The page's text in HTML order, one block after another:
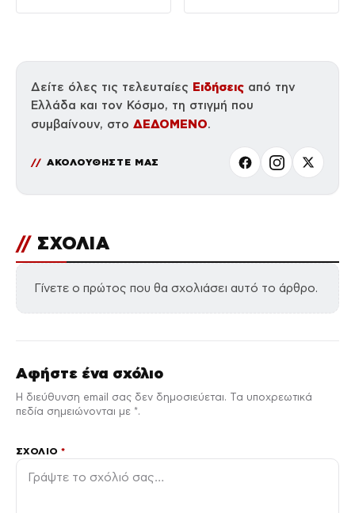
Δείτε όλες τις τελευταίες Ειδήσεις από την
Ελλάδα και τον Κόσμο, τη στιγμή που
συμβαίνουν, στο ΔΕΔΟΜΕΝΟ.
ΑΚΟΛΟΥΘΗΣΤΕ ΜΑΣ
// ΣΧΟΛΙΑ
Γίνετε ο πρώτος που θα σχολιάσει αυτό το άρθρο.
Αφήστε ένα σχόλιο
Η διεύθυνση email σας δεν δημοσιεύεται. Τα υποχρεωτικά
πεδία σημειώνονται με *.
ΣΧΌΛΙΟ*